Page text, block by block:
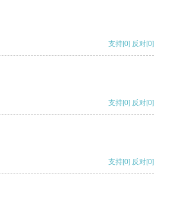
支持[0] 反对[0]
支持[0] 反对[0]
支持[0] 反对[0]